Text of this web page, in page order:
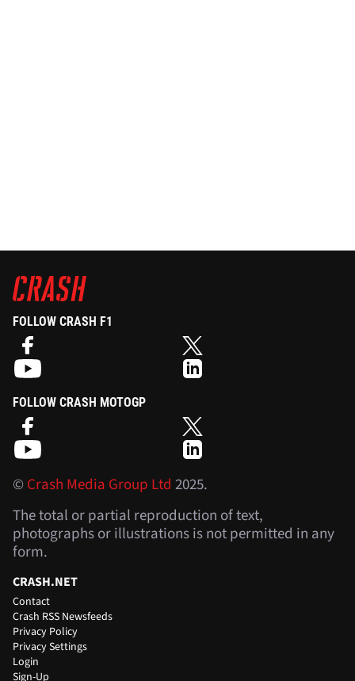
FOLLOW CRASH F1
FOLLOW CRASH MOTOGP
©Crash Media Group Ltd 2025.
The total or partial reproduction of text,
photographs or illustrations is not permitted in any
form.
CRASH.NET
Contact
Crash RSS Newsfeeds
Privacy Policy
Privacy Settings
Login
Sign-Up